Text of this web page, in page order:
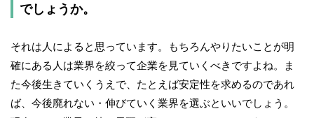
でしょうか。
それは人によると思っています。もちろんやりたいことが明
確にある人は業界を絞って企業を見ていくべきですよね。ま
た今後生きていくうえで、たとえば安定性を求めるのであれ
ば、今後廃れない・伸びていく業界を選ぶといいでしょう。